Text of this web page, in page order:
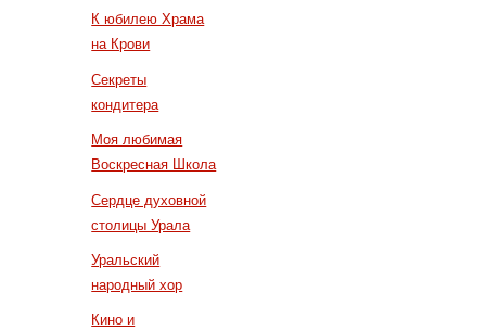
К юбилею Храма
на Крови
Секреты
кондитера
Моя любимая
Воскресная Школа
Сердце духовной
столицы Урала
Уральский
народный хор
Кино и